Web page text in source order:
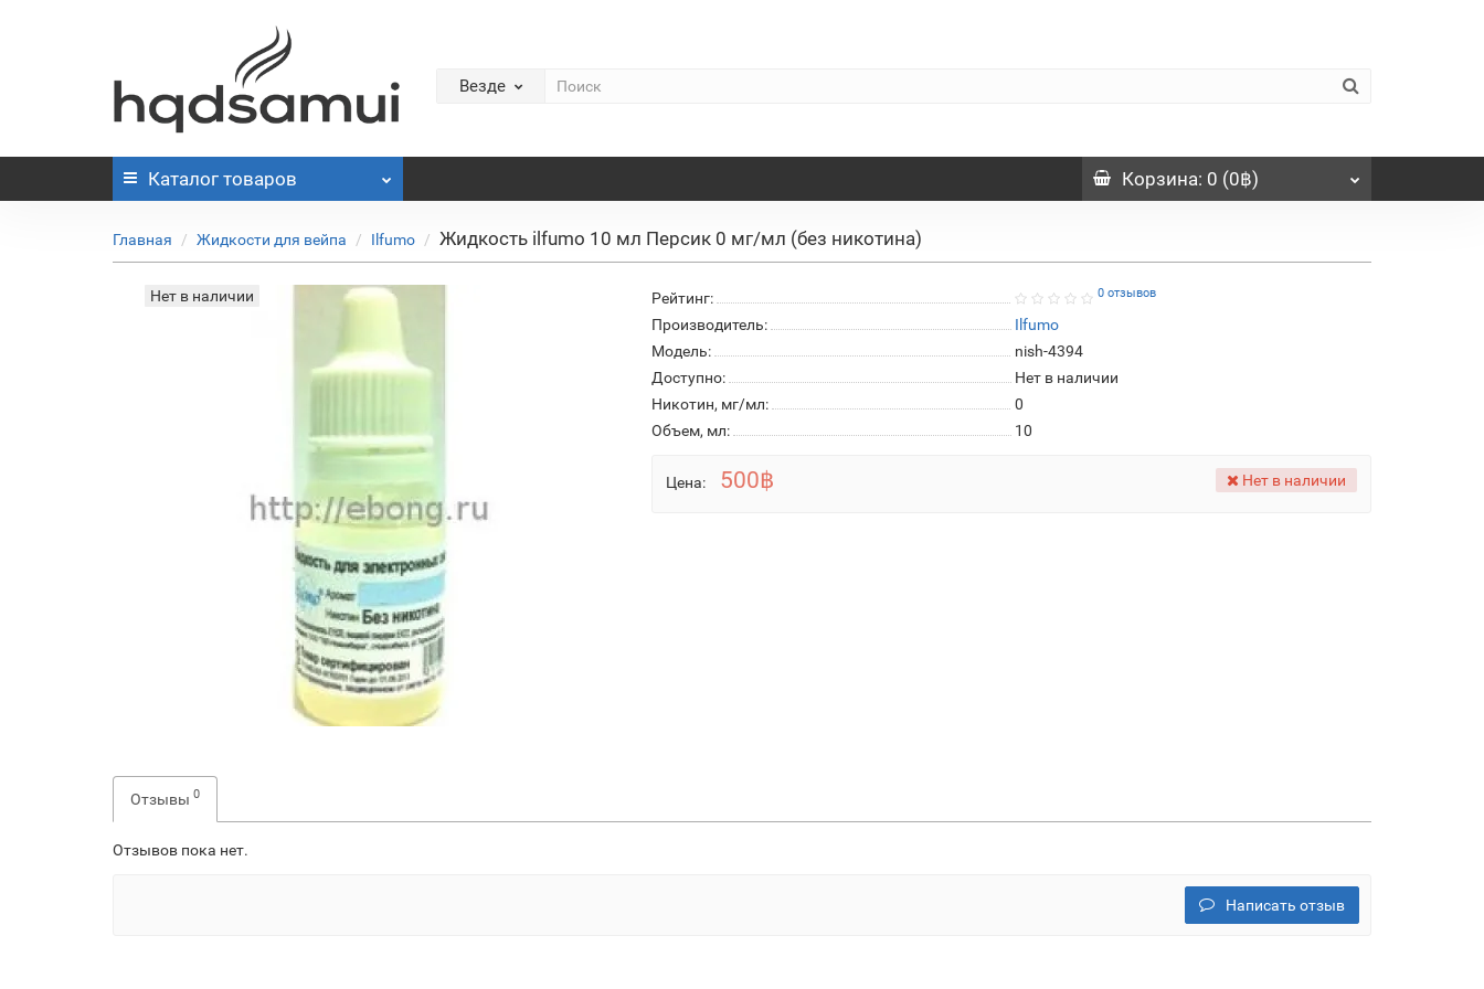
Везде
Каталог товаров Корзина: 0 (0฿)
Главная Жидкости для вейпа Ilfumo Жидкость ilfumo 10 мл Персик 0 мг/мл (без никотина)
Нет в наличии Рейтинг: 0 отзывов
Производитель:
Ilfumo
Модель:
nish-4394
Доступно:
Нет в наличии
Никотин, мг/мл:
0
Объем, мл:
10
Цена: 500฿ Нет в наличии
Отзывы 0
Отзывов пока нет.
Написать отзыв